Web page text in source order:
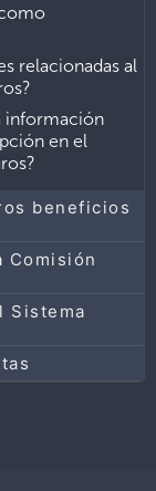
relacionadas al
información
en el
beneficios
Comisión
Sistema